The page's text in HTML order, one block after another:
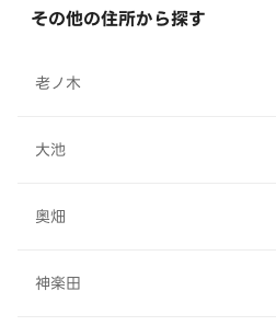
その他の住所から探す
老ノ木
大池
奥畑
神楽田